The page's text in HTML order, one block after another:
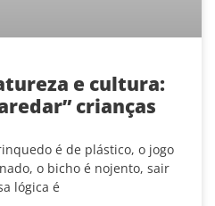
e cultura:
crianças
é de plástico, o jogo
o bicho é nojento, sair
lógica é